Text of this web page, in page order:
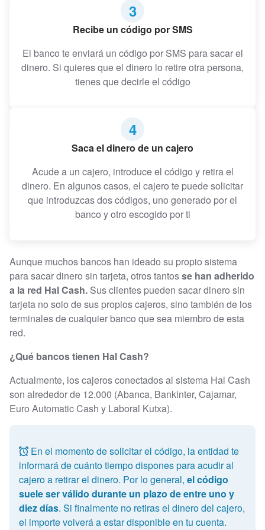
3
Recibe un código por SMS
El banco te enviará un código por SMS para sacar el
dinero. Si quieres que el dinero lo retire otra persona,
tienes que decirle el código
4
Saca el dinero de un cajero
Acude a un cajero, introduce el código y retira el
dinero. En algunos casos, el cajero te puede solicitar
que introduzcas dos códigos, uno generado por el
banco y otro escogido por ti
Aunque muchos bancos han ideado su propio sistema
para sacar dinero sin tarjeta, otros tantosse han adherido
a la red Hal Cash. Sus clientes pueden sacar dinero sin
tarjeta no solo de sus propios cajeros, sino también de los
terminales de cualquier banco que sea miembro de esta
red.
¿Qué bancos tienen Hal Cash?
Actualmente, los cajeros conectados al sistema Hal Cash
son alrededor de 12.000 (Abanca, Bankinter, Cajamar,
Euro Automatic Cash y Laboral Kutxa).
En el momento de solicitar el código, la entidad te
informará de cuánto tiempo dispones para acudir al
cajero a retirar el dinero. Por lo general, el código
suele ser válido durante un plazo de entre uno y
diez días. Si finalmente no retiras el dinero del cajero,
el importe volverá a estar disponible en tu cuenta.